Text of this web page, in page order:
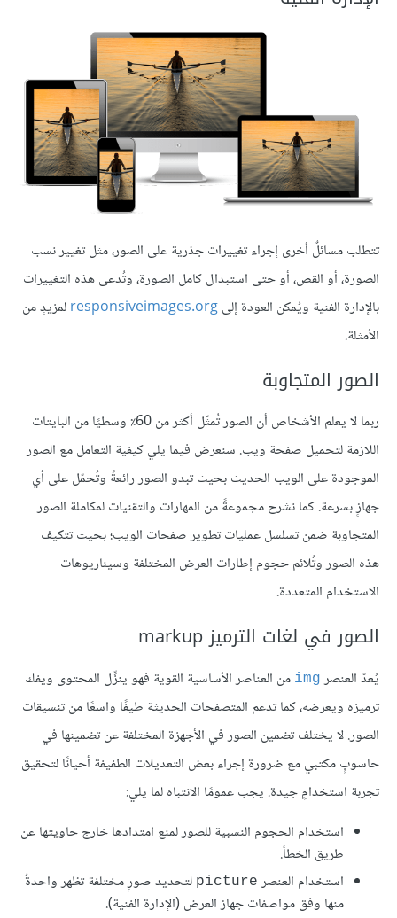
تتطلب مسائلٌ أخرى إجراء تغييرات جذرية على الصور، مثل تغيير نسب
الصورة، أو القص، أو حتى استبدال كامل الصورة، وتُدعى هذه التغييرات
بالإدارة الفنية ويُمكن العودة إلىresponsiveimages.orgلمزيدٍ من
الأمثلة.
الصور المتجاوبة
ربما لا يعلم الأشخاص أن الصور تُمثّل أكثر من 60٪ وسطيًا من البايتات
اللازمة لتحميل صفحة ويب. سنعرض فيما يلي كيفية التعامل مع الصور
الموجودة على الويب الحديث بحيث تبدو الصور رائعةً وتُحمّل على أي
جهازٍ بسرعة. كما نشرح مجموعةً من المهارات والتقنيات لمكاملة الصور
المتجاوبة ضمن تسلسل عمليات تطوير صفحات الويب؛ بحيث تتكيف
هذه الصور وتُلائم حجوم إطارات العرض المختلفة وسيناريوهات
الاستخدام المتعددة.
الصور في لغات الترميز markup
يُعدّ العنصر img من العناصر الأساسية القوية فهو ينزِّل المحتوى ويفك
ترميزه ويعرضه، كما تدعم المتصفحات الحديثة طيفًا واسعًا من تنسيقات
الصور. لا يختلف تضمين الصور في الأجهزة المختلفة عن تضمينها في
حاسوبٍ مكتبي مع ضرورة إجراء بعض التعديلات الطفيفة أحيانًا لتحقيق
تجربة استخدامٍ جيدة. يجب عمومًا الانتباه لما يلي:
استخدام الحجوم النسبية للصور لمنع امتدادها خارج حاويتها عن
طريق الخطأ.
استخدام العنصر picture لتحديد صورٍ مختلفة تظهر واحدةٌ
منها وفق مواصفات جهاز العرض (الإدارة الفنية).